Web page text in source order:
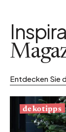
Entdecken Sie
dekotipps